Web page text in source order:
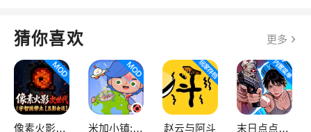
猜你喜欢 更多
像素火影次世代 米加小镇:世界 赵云与阿斗 末日点点（辅助菜单）